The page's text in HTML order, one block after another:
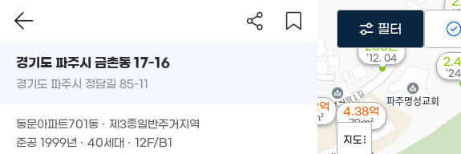
4.22억
77m²
4.38억
79m²
200만
'12. 04
지도
필터
경기도 파주시 금촌동 17-16
경기도 파주시 정담길 85-11
동문아파트701동 · 제3종일반주거지역
준공 1999년 · 40세대 · 12F/B1